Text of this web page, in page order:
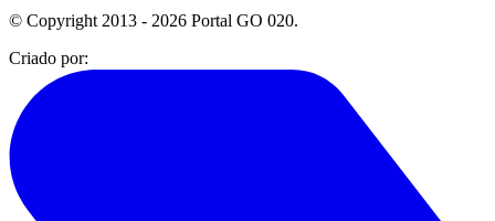
© Copyright 2013 - 2026 Portal GO 020.
Criado por: